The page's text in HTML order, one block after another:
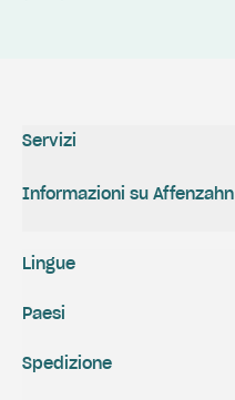
Servizi
Informazioni su Affenzahn
Spedizione
Lingue
Paesi